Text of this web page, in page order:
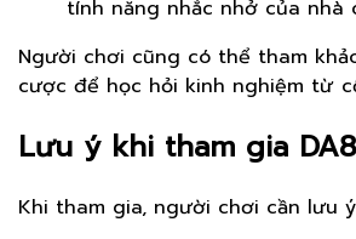
tính năng nhắc nhở của nhà
Người chơi cũng có thể tham
cược để học hỏi kinh nghiệm từ
Lưu ý khi tham gia
Khi tham gia, người chơi cần lưu